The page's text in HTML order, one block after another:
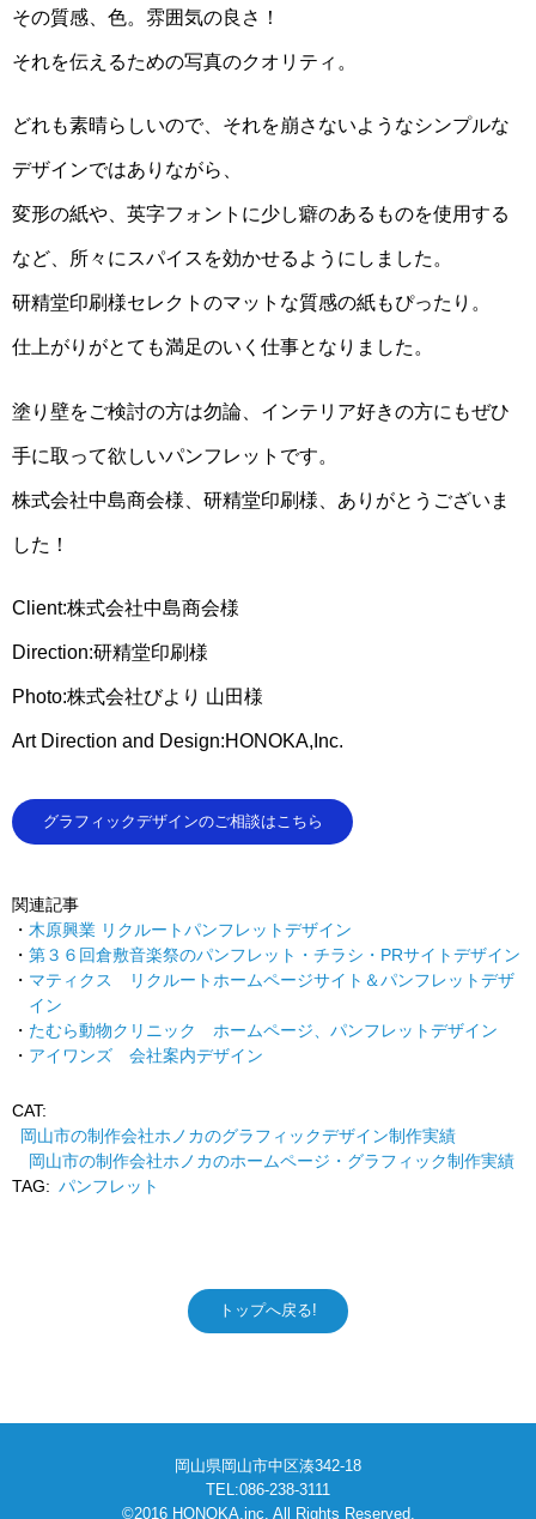
その質感、色。雰囲気の良さ！
それを伝えるための写真のクオリティ。
どれも素晴らしいので、それを崩さないようなシンプルな
デザインではありながら、
変形の紙や、英字フォントに少し癖のあるものを使用する
など、所々にスパイスを効かせるようにしました。
研精堂印刷様セレクトのマットな質感の紙もぴったり。
仕上がりがとても満足のいく仕事となりました。
塗り壁をご検討の方は勿論、インテリア好きの方にもぜひ
手に取って欲しいパンフレットです。
株式会社中島商会様、研精堂印刷様、ありがとうございま
した！
Client:株式会社中島商会様
Direction:研精堂印刷様
Photo:株式会社びより 山田様
Art Direction and Design:HONOKA,Inc.
グラフィックデザインのご相談はこちら
関連記事
木原興業 リクルートパンフレットデザイン
第３６回倉敷音楽祭のパンフレット・チラシ・PRサイトデザイン
マティクス リクルートホームページサイト＆パンフレットデザ
イン
たむら動物クリニック ホームページ、パンフレットデザイン
アイワンズ 会社案内デザイン
CAT:
岡山市の制作会社ホノカのグラフィックデザイン制作実績
岡山市の制作会社ホノカのホームページ・グラフィック制作実績
TAG: パンフレット
トップへ戻る!
岡山県岡山市中区湊342-18
TEL:086-238-3111
©2016 HONOKA,inc. All Rights Reserved.